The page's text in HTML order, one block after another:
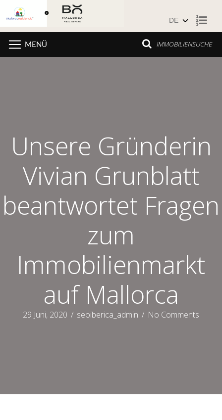
IMMOBILIENSUCHE
MENÜ
Unsere Gründerin
Vivian Grunblatt
beantwortet Fragen
zum
Immobilienmarkt
auf Mallorca
29 Juni, 2020 / seoiberica_admin / No Comments